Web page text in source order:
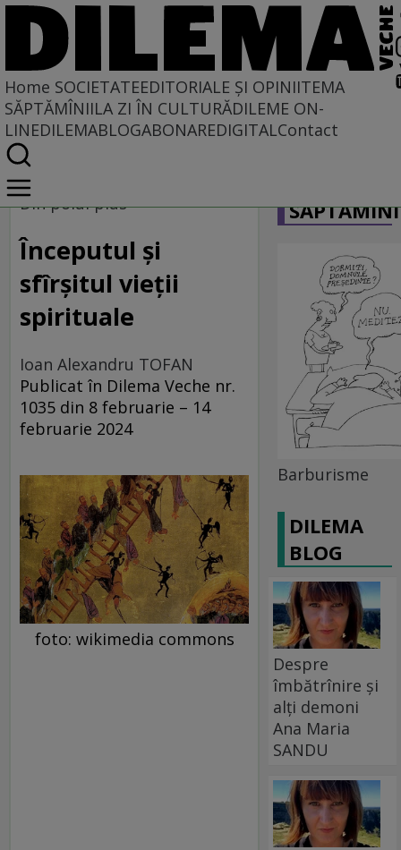
Home SOCIETATEEDITORIALE ȘI OPINIITEMA
SĂPTĂMÎNIILA ZI ÎN CULTURĂDILEME ON-
LINEDILEMABLOGABONAREDIGITALContact
Home
Societate
DIN POLUL PLUS
Din polul plus
Începutul și
sfîrșitul vieții
spirituale
Ioan Alexandru TOFAN
Publicat în Dilema Veche nr.
1035 din 8 februarie – 14
februarie 2024
foto: wikimedia commons
Barburisme
DILEMA
BLOG
Despre
îmbătrînire și
alți demoni
Ana Maria
SANDU